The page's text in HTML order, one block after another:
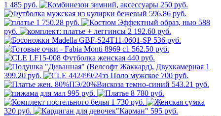
1 485 руб.
250 руб.
596.86 руб.
1 750.28 руб.
588
руб.
2 192.60 руб.
536 руб.
562.50 руб.
440 руб.
1
399.20 руб.
700 руб.
543.21 руб.
995 руб.
8 780 руб.
1 730 руб.
320 руб.
595 руб.